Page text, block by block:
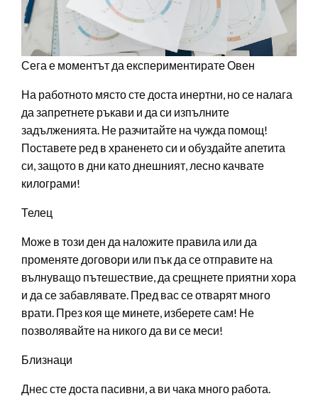
Сега е моментът да експериментирате Овен
На работното място сте доста инертни, но се налага
да запретнете ръкави и да си изпълните
задълженията. Не разчитайте на чужда помощ!
Поставете ред в храненето си и обуздайте апетита
си, защото в дни като днешният, лесно качвате
килограми!
Телец
Може в този ден да наложите правила или да
променяте договори или пък да се отправите на
вълнуващо пътешествие, да срещнете приятни хора
и да се забавлявате. Пред вас се отварят много
врати. През коя ще минете, изберете сам! Не
позволявайте на никого да ви се меси!
Близнаци
Днес сте доста пасивни, а ви чака много работа.